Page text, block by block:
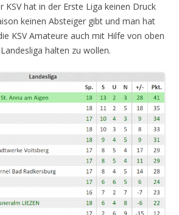
KSV hat in der Erste Liga keinen Druck
keinen Absteiger gibt und man hat
KSV Amateure auch mit Hilfe von oben
halten zu wollen.